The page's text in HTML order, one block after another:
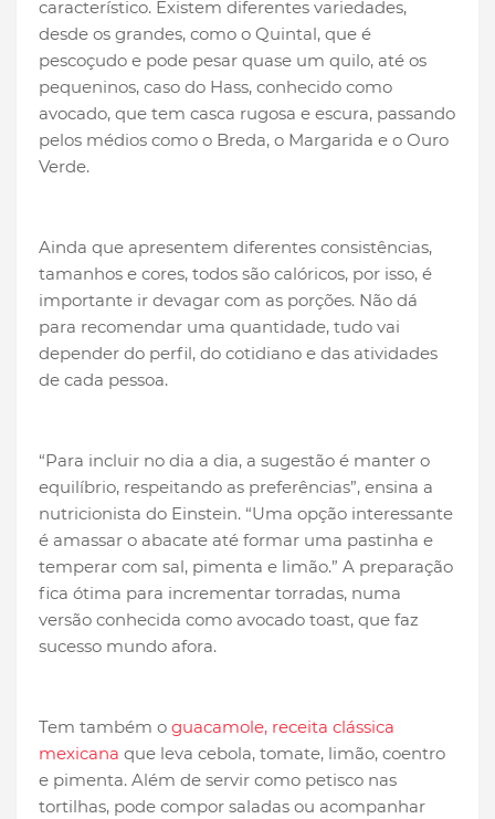
característico. Existem diferentes variedades,
desde os grandes, como o Quintal, que é
pescoçudo e pode pesar quase um quilo, até os
pequeninos, caso do Hass, conhecido como
avocado, que tem casca rugosa e escura, passando
pelos médios como o Breda, o Margarida e o Ouro
Verde.
Ainda que apresentem diferentes consistências,
tamanhos e cores, todos são calóricos, por isso, é
importante ir devagar com as porções. Não dá
para recomendar uma quantidade, tudo vai
depender do perfil, do cotidiano e das atividades
de cada pessoa.
“Para incluir no dia a dia, a sugestão é manter o
equilíbrio, respeitando as preferências”, ensina a
nutricionista do Einstein. “Uma opção interessante
é amassar o abacate até formar uma pastinha e
temperar com sal, pimenta e limão.” A preparação
fica ótima para incrementar torradas, numa
versão conhecida como avocado toast, que faz
sucesso mundo afora.
Tem também o guacamole, receita clássica
mexicana que leva cebola, tomate, limão, coentro
e pimenta. Além de servir como petisco nas
tortilhas, pode compor saladas ou acompanhar